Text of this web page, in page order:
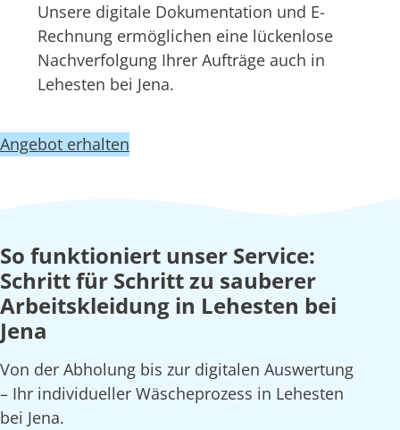
Unsere digitale Dokumentation und E-
Rechnung ermöglichen eine lückenlose
Nachverfolgung Ihrer Aufträge auch in
Lehesten bei Jena.
Angebot erhalten
So funktioniert unser Service:
Schritt für Schritt zu sauberer
Arbeitskleidung in Lehesten bei
Jena
Von der Abholung bis zur digitalen Auswertung
– Ihr individueller Wäscheprozess in Lehesten
bei Jena.